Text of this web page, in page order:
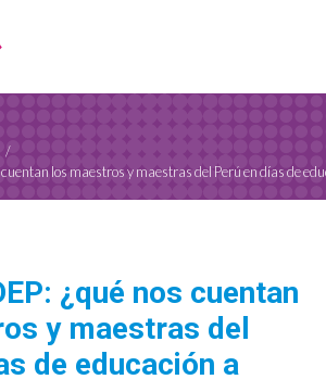
/
los maestros y maestras del Perú en días de
¿qué nos cuentan
y maestras del
de educación a